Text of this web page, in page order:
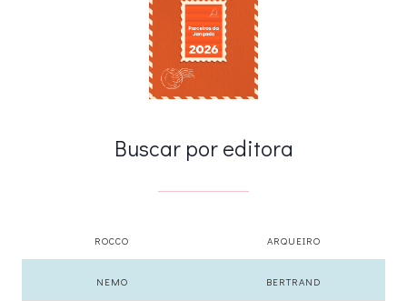
Buscar por editora
ROCCO ARQUEIRO
NEMO BERTRAND